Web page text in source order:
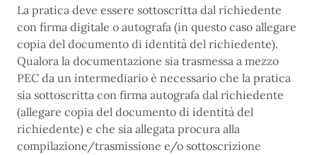
La pratica deve essere sottoscritta dal richiedente
con firma digitale o autografa (in questo caso allegare
copia del documento di identità del richiedente).
Qualora la documentazione sia trasmessa a mezzo
PEC da un intermediario è necessario che la pratica
sia sottoscritta con firma autografa dal richiedente
(allegare copia del documento di identità del
richiedente) e che sia allegata procura alla
compilazione/trasmissione e/o sottoscrizione